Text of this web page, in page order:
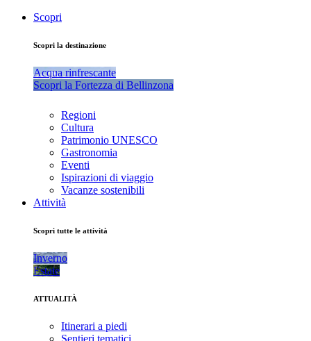
Scopri
Scopri la destinazione
Acqua rinfrescante
Scopri la Fortezza di Bellinzona
Regioni
Cultura
Patrimonio UNESCO
Gastronomia
Eventi
Ispirazioni di viaggio
Vacanze sostenibili
Attività
Scopri tutte le attività
Inverno
Estate
ATTUALITÀ
Itinerari a piedi
Sentieri tematici